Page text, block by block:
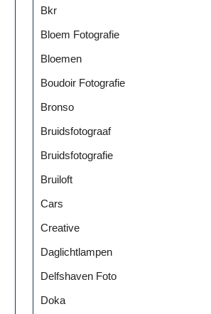
Bkr
Bloem Fotografie
Bloemen
Boudoir Fotografie
Bronso
Bruidsfotograaf
Bruidsfotografie
Bruiloft
Cars
Creative
Daglichtlampen
Delfshaven Foto
Doka